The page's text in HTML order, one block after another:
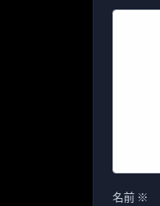
名前 ※